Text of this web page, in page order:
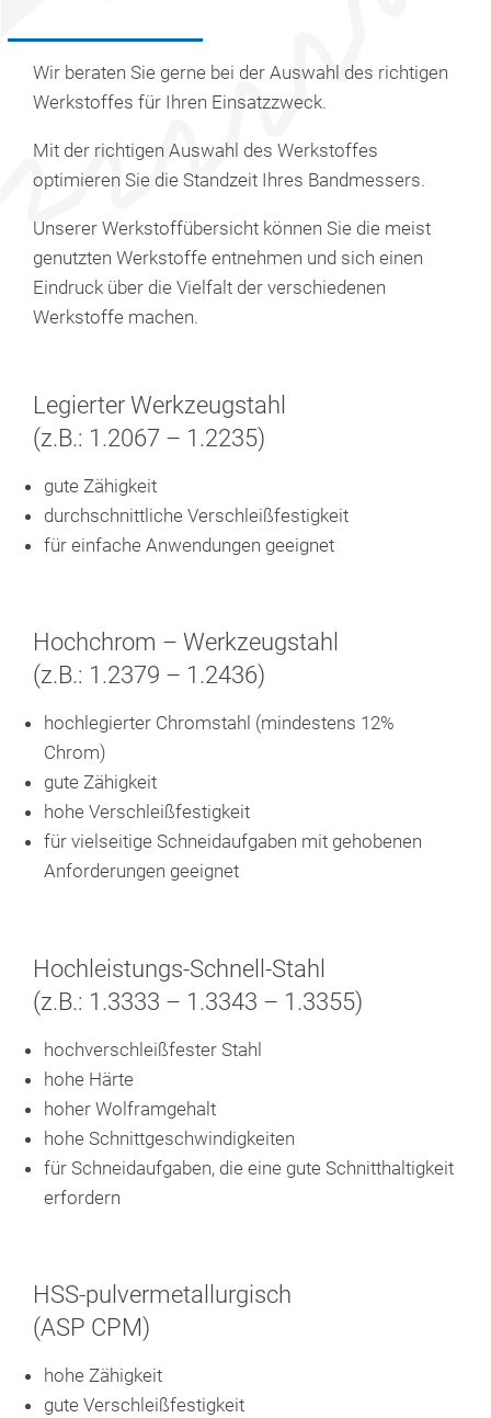
Wir beraten Sie gerne bei der Auswahl des richtigen
Werkstoffes für Ihren Einsatzzweck.
Mit der richtigen Auswahl des Werkstoffes
optimieren Sie die Standzeit Ihres Bandmessers.
Unserer Werkstoffübersicht können Sie die meist
genutzten Werkstoffe entnehmen und sich einen
Eindruck über die Vielfalt der verschiedenen
Werkstoffe machen.
Legierter Werkzeugstahl
(z.B.: 1.2067 – 1.2235)
gute Zähigkeit
durchschnittliche Verschleißfestigkeit
für einfache Anwendungen geeignet
Hochchrom – Werkzeugstahl
(z.B.: 1.2379 – 1.2436)
hochlegierter Chromstahl (mindestens 12%
Chrom)
gute Zähigkeit
hohe Verschleißfestigkeit
für vielseitige Schneidaufgaben mit gehobenen
Anforderungen geeignet
Hochleistungs-Schnell-Stahl
(z.B.: 1.3333 – 1.3343 – 1.3355)
hochverschleißfester Stahl
hohe Härte
hoher Wolframgehalt
hohe Schnittgeschwindigkeiten
für Schneidaufgaben, die eine gute Schnitthaltigkeit
erfordern
HSS-pulvermetallurgisch
(ASP CPM)
hohe Zähigkeit
gute Verschleißfestigkeit